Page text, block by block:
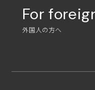
For
外国人の方へ